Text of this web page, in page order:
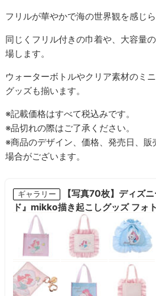
フリルが華やかで海の世界観を感じら
同じくフリル付きの巾着や、大容量
場します。
ウォーターボトルやクリア素材のミ
グッズも揃います。
※記載価格はすべて税込みです。
※品切れの際はご了承ください。
※商品のデザイン、価格、発売日、
場合がございます。
ギャラリー
【写真70枚】ディズ
ド』mikko描き起こしグッズ フォ